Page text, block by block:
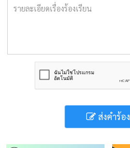
ส่งคำร้อง